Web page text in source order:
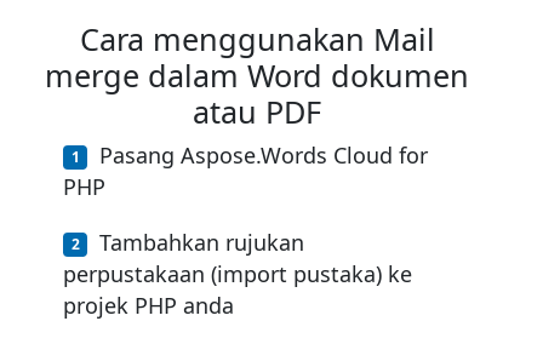
Cara menggunakan Mail
merge dalam Word dokumen
atau PDF
Pasang Aspose.Words Cloud for
PHP
Tambahkan rujukan
perpustakaan (import pustaka) ke
projek PHP anda